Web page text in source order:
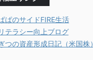
ぱのサイドFIRE生活
テラシー向上ブログ
つの資産形成日記（米国株）